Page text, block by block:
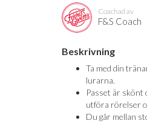
Coachad av
F&S Coach
Beskrivning
Ta med din
lurarna.
Passet är skönt
utföra rörelser
Du går mellan